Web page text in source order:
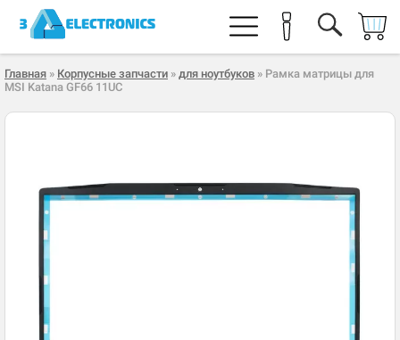
Главная » Корпусные запчасти » для ноутбуков » Рамка матрицы для
MSI Katana GF66 11UC